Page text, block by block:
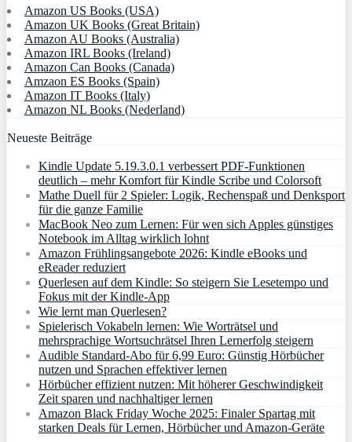
Amazon US Books (USA)
Amazon UK Books (Great Britain)
Amazon AU Books (Australia)
Amazon IRL Books (Ireland)
Amazon Can Books (Canada)
Amzaon ES Books (Spain)
Amazon IT Books (Italy)
Amazon NL Books (Nederland)
Neueste Beiträge
Kindle Update 5.19.3.0.1 verbessert PDF-Funktionen
deutlich – mehr Komfort für Kindle Scribe und Colorsoft
Mathe Duell für 2 Spieler: Logik, Rechenspaß und Denksport
für die ganze Familie
MacBook Neo zum Lernen: Für wen sich Apples günstiges
Notebook im Alltag wirklich lohnt
Amazon Frühlingsangebote 2026: Kindle eBooks und
eReader reduziert
Querlesen auf dem Kindle: So steigern Sie Lesetempo und
Fokus mit der Kindle-App
Wie lernt man Querlesen?
Spielerisch Vokabeln lernen: Wie Worträtsel und
mehrsprachige Wortsuchrätsel Ihren Lernerfolg steigern
Audible Standard-Abo für 6,99 Euro: Günstig Hörbücher
nutzen und Sprachen effektiver lernen
Hörbücher effizient nutzen: Mit höherer Geschwindigkeit
Zeit sparen und nachhaltiger lernen
Amazon Black Friday Woche 2025: Finaler Spartag mit
starken Deals für Lernen, Hörbücher und Amazon‑Geräte